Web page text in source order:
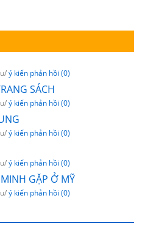
ý kiến phản hồi (0)
SÁCH
ý kiến phản hồi (0)
ý kiến phản hồi (0)
ý kiến phản hồi (0)
GẶP Ở MỸ
ý kiến phản hồi (0)